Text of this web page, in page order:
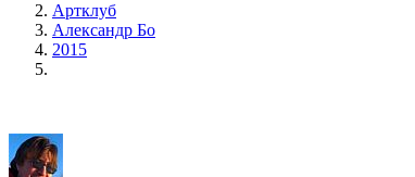
Артклуб
Александр Бо
2015